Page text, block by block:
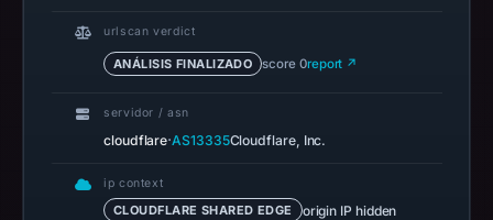
establish
safety.
registrar
Commerce
urlscan verdict
ANÁLISIS FINALIZADO score 0report ↗
servidor / asn
cloudflare·AS13335Cloudflare, Inc.
ip context
CLOUDFLARE SHARED EDGE origin IP hidden